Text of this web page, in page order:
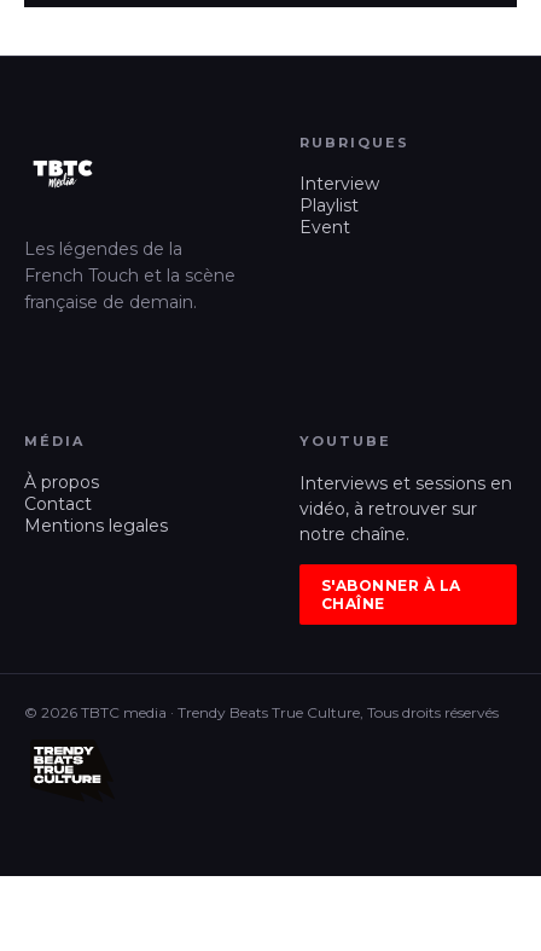
Les légendes de la
French Touch et la scène
française de demain.
RUBRIQUES
Interview
Playlist
Event
MÉDIA
À propos
Contact
Mentions legales
YOUTUBE
Interviews et sessions en
vidéo, à retrouver sur
notre chaîne.
S'ABONNER À LA
CHAÎNE
© 2026 TBTC media · Trendy Beats True Culture, Tous droits réservés